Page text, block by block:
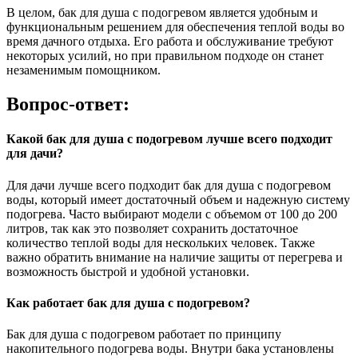
В целом, бак для душа с подогревом является удобным и
функциональным решением для обеспечения теплой воды во
время дачного отдыха. Его работа и обслуживание требуют
некоторых усилий, но при правильном подходе он станет
незаменимым помощником.
Вопрос-ответ:
Какой бак для душа с подогревом лучше всего подходит
для дачи?
Для дачи лучше всего подходит бак для душа с подогревом
воды, который имеет достаточный объем и надежную систему
подогрева. Часто выбирают модели с объемом от 100 до 200
литров, так как это позволяет сохранить достаточное
количество теплой воды для нескольких человек. Также
важно обратить внимание на наличие защиты от перегрева и
возможность быстрой и удобной установки.
Как работает бак для душа с подогревом?
Бак для душа с подогревом работает по принципу
накопительного подогрева воды. Внутри бака установлены